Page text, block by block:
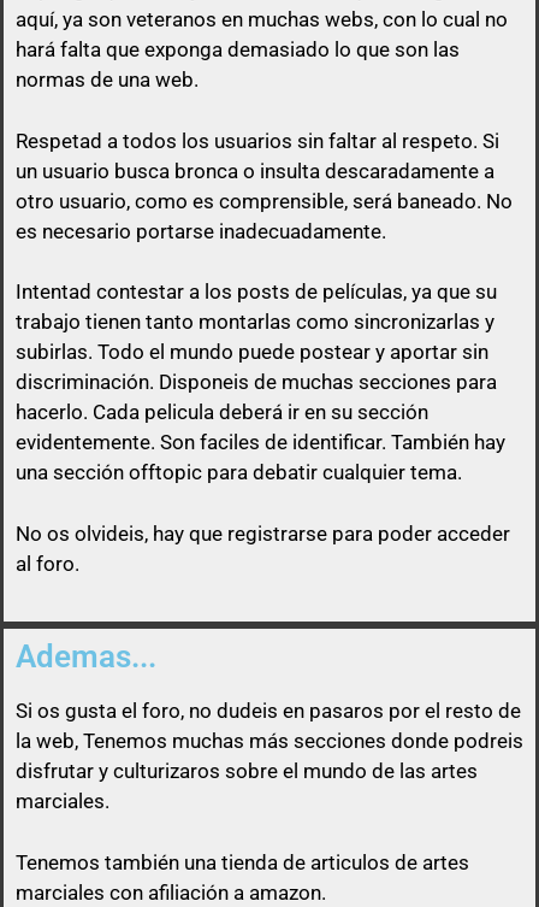
pasarlo por privado en el momento que otro
usuario comente en su post con un comentario
decente y relacionado con el mismo post.
No vale un simple «Gracias», no vale «pásame el
enlace», ni nada parecido a mensajes escuetos de
esa índole
Así que un usuario que esconda su enlace, será
libre de pasárselo a quien quiera sin ninguna
obligación
aquí, ya son veteranos en muchas webs, con lo cual no
hará falta que exponga demasiado lo que son las
normas de una web.
Respetad a todos los usuarios sin faltar al respeto. Si
un usuario busca bronca o insulta descaradamente a
otro usuario, como es comprensible, será baneado. No
es necesario portarse inadecuadamente.
Intentad contestar a los posts de películas, ya que su
trabajo tienen tanto montarlas como sincronizarlas y
subirlas. Todo el mundo puede postear y aportar sin
discriminación. Disponeis de muchas secciones para
hacerlo. Cada pelicula deberá ir en su sección
evidentemente. Son faciles de identificar. También hay
una sección offtopic para debatir cualquier tema.
No os olvideis, hay que registrarse para poder acceder
al foro.
Ademas...
Si os gusta el foro, no dudeis en pasaros por el resto de
la web, Tenemos muchas más secciones donde podreis
disfrutar y culturizaros sobre el mundo de las artes
marciales.
Tenemos también una tienda de articulos de artes
marciales con afiliación a amazon.